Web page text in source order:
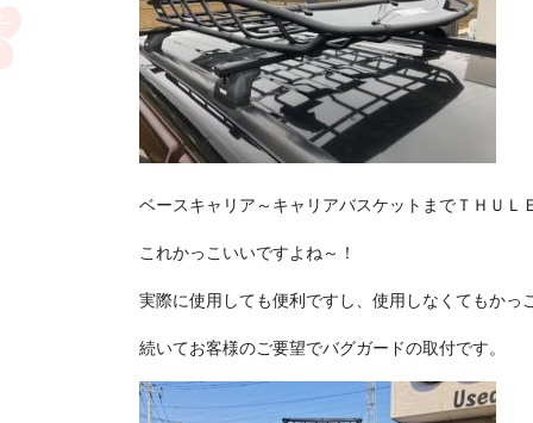
ベースキャリア～キャリアバスケットまでＴＨＵＬ
これかっこいいですよね～！
実際に使用しても便利ですし、使用しなくてもかっ
続いてお客様のご要望でバグガードの取付です。